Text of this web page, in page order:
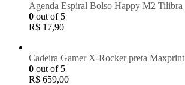
Agenda Espiral Bolso Happy M2 Tilibra
0 out of 5
R$ 17,90
Cadeira Gamer X-Rocker preta Maxprint
0 out of 5
R$ 659,00